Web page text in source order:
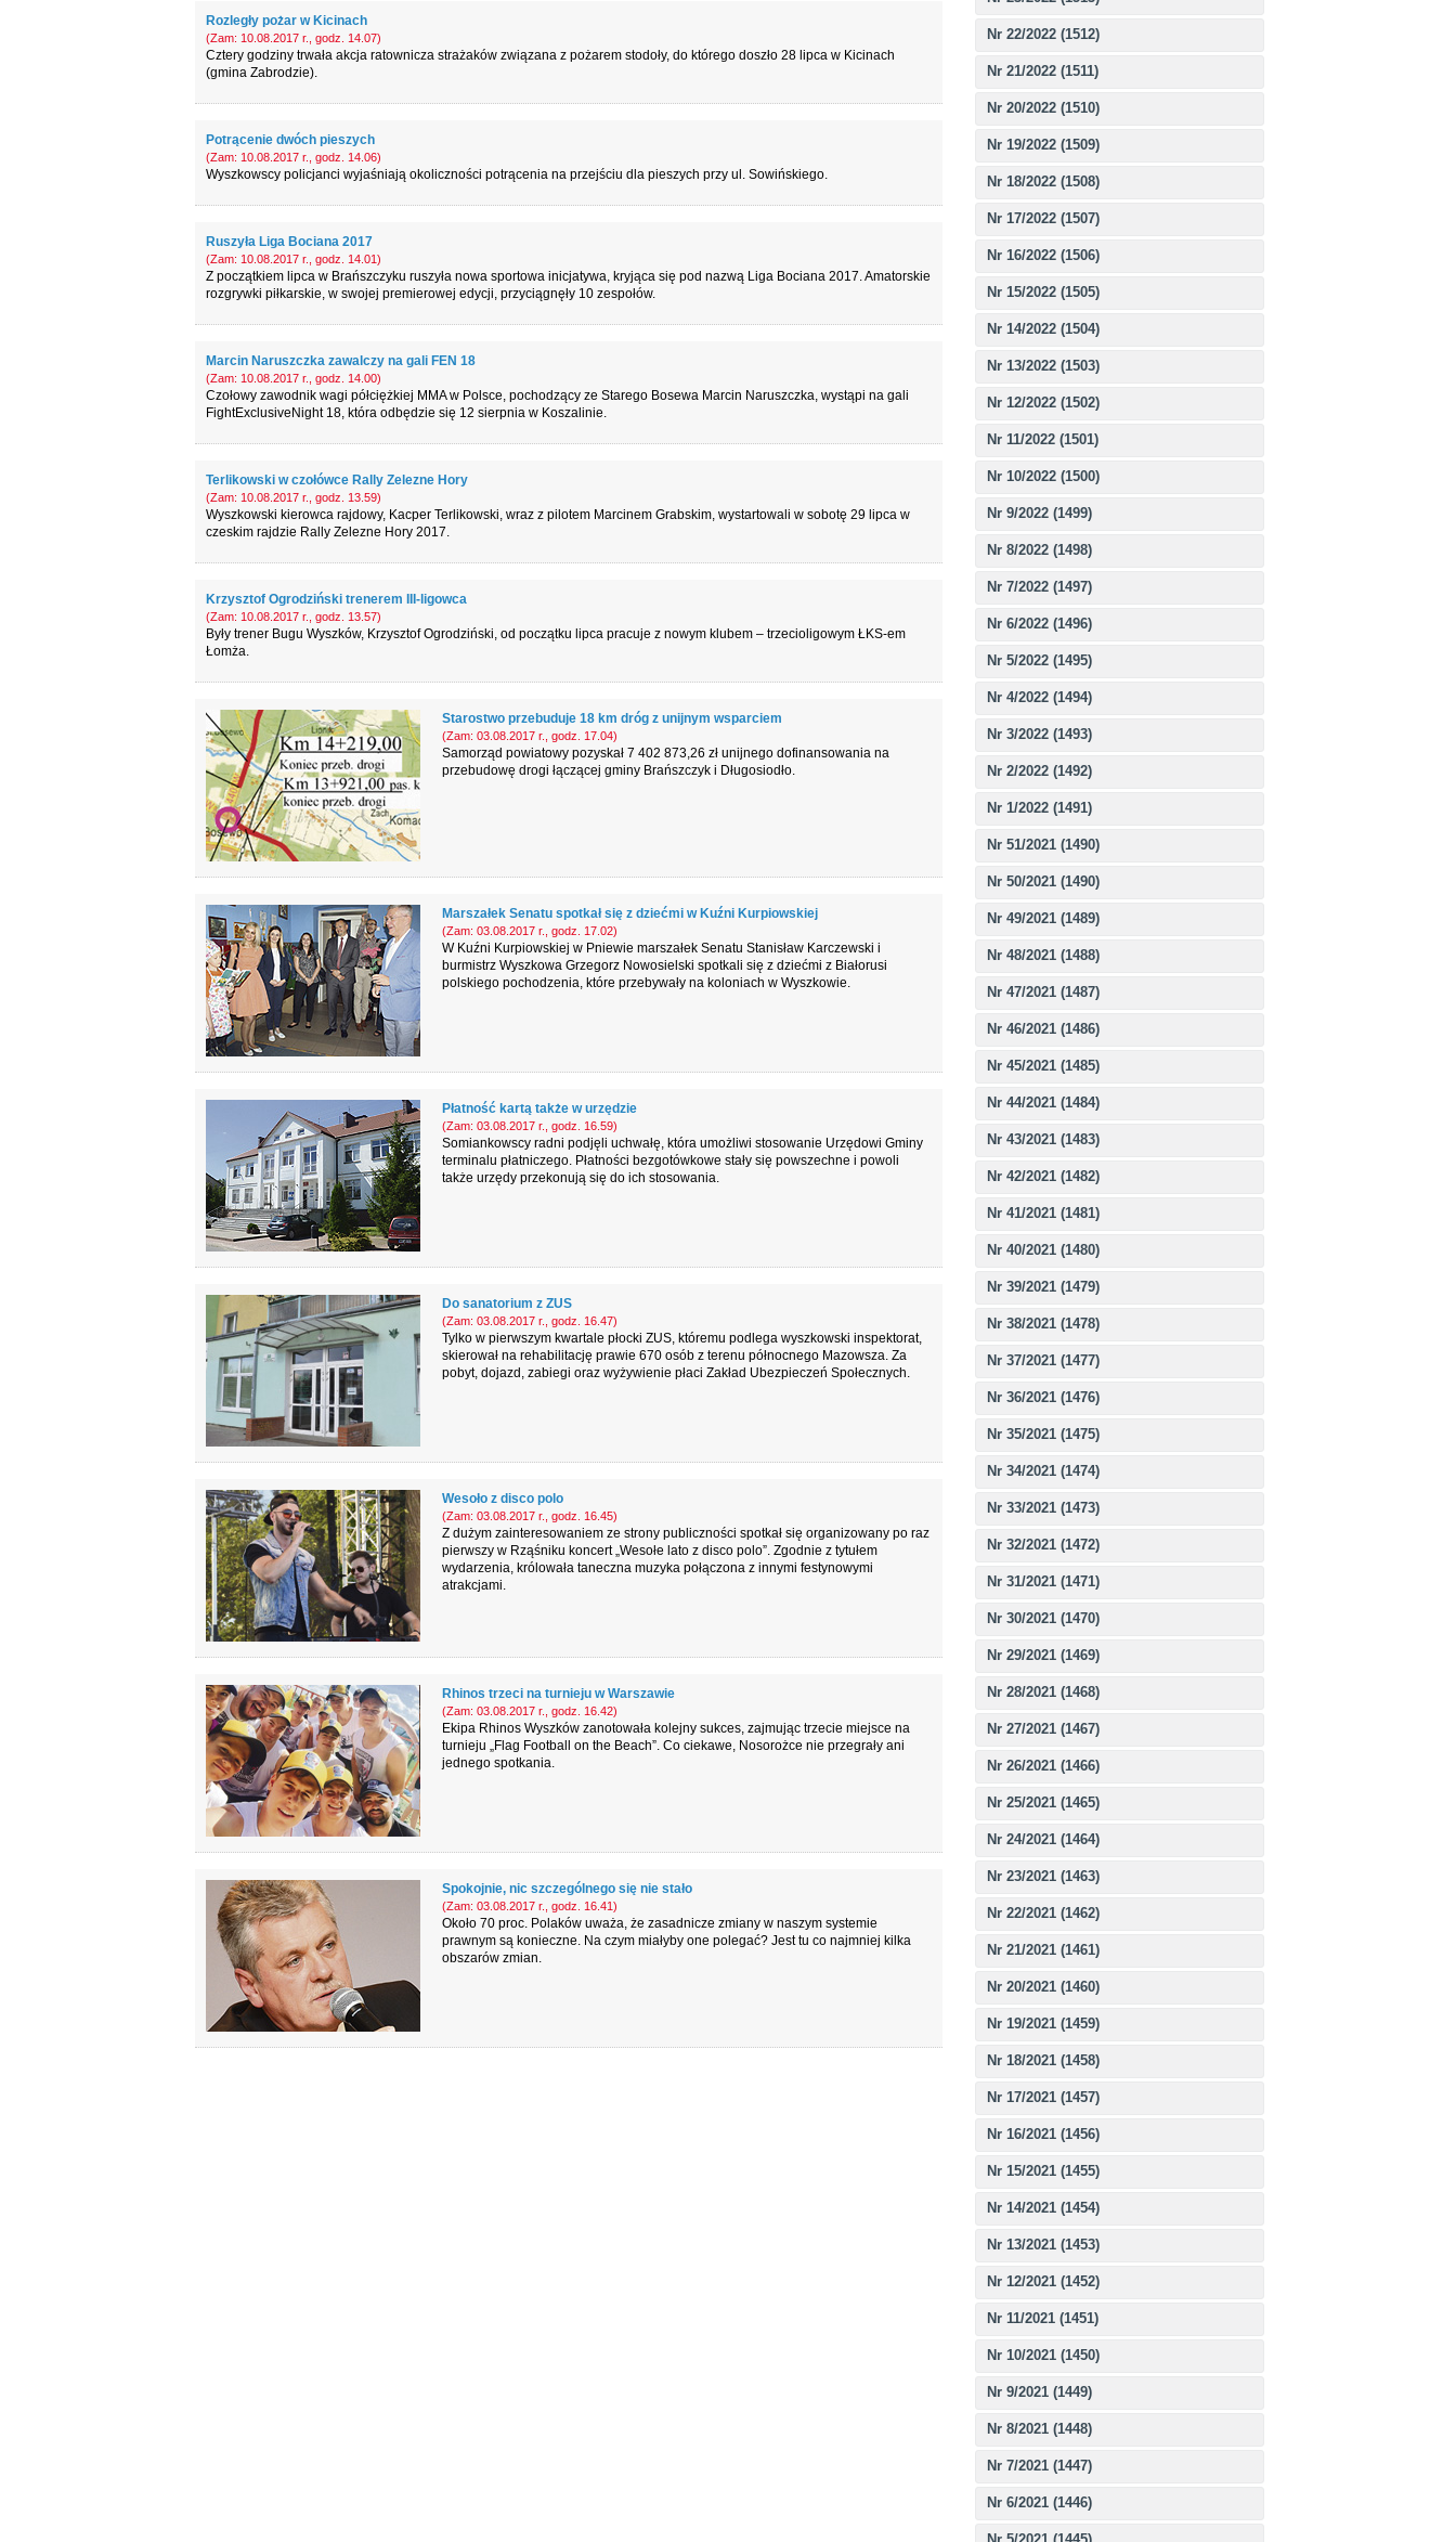
Nr 22/2022 (1512)
Nr 21/2022 (1511)
Nr 20/2022 (1510)
Nr 19/2022 (1509)
Nr 18/2022 (1508)
Nr 17/2022 (1507)
Nr 16/2022 (1506)
Nr 15/2022 (1505)
Nr 14/2022 (1504)
Nr 13/2022 (1503)
Nr 12/2022 (1502)
Nr 11/2022 (1501)
Nr 10/2022 (1500)
Nr 9/2022 (1499)
Nr 8/2022 (1498)
Nr 7/2022 (1497)
Nr 6/2022 (1496)
Nr 5/2022 (1495)
Nr 4/2022 (1494)
Nr 3/2022 (1493)
Nr 2/2022 (1492)
Nr 1/2022 (1491)
Nr 51/2021 (1490)
Nr 50/2021 (1490)
Nr 49/2021 (1489)
Nr 48/2021 (1488)
Nr 47/2021 (1487)
Nr 46/2021 (1486)
Nr 45/2021 (1485)
Nr 44/2021 (1484)
Nr 43/2021 (1483)
Nr 42/2021 (1482)
Nr 41/2021 (1481)
Nr 40/2021 (1480)
Nr 39/2021 (1479)
Nr 38/2021 (1478)
Nr 37/2021 (1477)
Nr 36/2021 (1476)
Nr 35/2021 (1475)
Nr 34/2021 (1474)
Nr 33/2021 (1473)
Nr 32/2021 (1472)
Nr 31/2021 (1471)
Nr 30/2021 (1470)
Nr 29/2021 (1469)
Nr 28/2021 (1468)
Nr 27/2021 (1467)
Nr 26/2021 (1466)
Nr 25/2021 (1465)
Nr 24/2021 (1464)
Nr 23/2021 (1463)
Nr 22/2021 (1462)
Nr 21/2021 (1461)
Nr 20/2021 (1460)
Nr 19/2021 (1459)
Nr 18/2021 (1458)
Nr 17/2021 (1457)
Nr 16/2021 (1456)
Nr 15/2021 (1455)
Nr 14/2021 (1454)
Nr 13/2021 (1453)
Nr 12/2021 (1452)
Nr 11/2021 (1451)
Nr 10/2021 (1450)
Nr 9/2021 (1449)
Nr 8/2021 (1448)
Nr 7/2021 (1447)
Nr 6/2021 (1446)
Rozległy pożar w Kicinach
(Zam: 10.08.2017 r., godz. 14.07)
Cztery godziny trwała akcja ratownicza strażaków związana z pożarem stodoły, do którego doszło 28 lipca w Kicinach
(gmina Zabrodzie).
Potrącenie dwóch pieszych
(Zam: 10.08.2017 r., godz. 14.06)
Wyszkowscy policjanci wyjaśniają okoliczności potrącenia na przejściu dla pieszych przy ul. Sowińskiego.
Ruszyła Liga Bociana 2017
(Zam: 10.08.2017 r., godz. 14.01)
Z początkiem lipca w Brańszczyku ruszyła nowa sportowa inicjatywa, kryjąca się pod nazwą Liga Bociana 2017. Amatorskie
rozgrywki piłkarskie, w swojej premierowej edycji, przyciągnęły 10 zespołów.
Marcin Naruszczka zawalczy na gali FEN 18
(Zam: 10.08.2017 r., godz. 14.00)
Czołowy zawodnik wagi półciężkiej MMA w Polsce, pochodzący ze Starego Bosewa Marcin Naruszczka, wystąpi na gali
FightExclusiveNight 18, która odbędzie się 12 sierpnia w Koszalinie.
Terlikowski w czołówce Rally Zelezne Hory
(Zam: 10.08.2017 r., godz. 13.59)
Wyszkowski kierowca rajdowy, Kacper Terlikowski, wraz z pilotem Marcinem Grabskim, wystartowali w sobotę 29 lipca w
czeskim rajdzie Rally Zelezne Hory 2017.
Krzysztof Ogrodziński trenerem III-ligowca
(Zam: 10.08.2017 r., godz. 13.57)
Były trener Bugu Wyszków, Krzysztof Ogrodziński, od początku lipca pracuje z nowym klubem – trzecioligowym ŁKS-em
Łomża.
Starostwo przebuduje 18 km dróg z unijnym wsparciem
(Zam: 03.08.2017 r., godz. 17.04)
Samorząd powiatowy pozyskał 7 402 873,26 zł unijnego dofinansowania na
przebudowę drogi łączącej gminy Brańszczyk i Długosiodło.
Marszałek Senatu spotkał się z dziećmi w Kuźni Kurpiowskiej
(Zam: 03.08.2017 r., godz. 17.02)
W Kuźni Kurpiowskiej w Pniewie marszałek Senatu Stanisław Karczewski i
burmistrz Wyszkowa Grzegorz Nowosielski spotkali się z dziećmi z Białorusi
polskiego pochodzenia, które przebywały na koloniach w Wyszkowie.
Płatność kartą także w urzędzie
(Zam: 03.08.2017 r., godz. 16.59)
Somiankowscy radni podjęli uchwałę, która umożliwi stosowanie Urzędowi Gminy
terminalu płatniczego. Płatności bezgotówkowe stały się powszechne i powoli
także urzędy przekonują się do ich stosowania.
Do sanatorium z ZUS
(Zam: 03.08.2017 r., godz. 16.47)
Tylko w pierwszym kwartale płocki ZUS, któremu podlega wyszkowski inspektorat,
skierował na rehabilitację prawie 670 osób z terenu północnego Mazowsza. Za
pobyt, dojazd, zabiegi oraz wyżywienie płaci Zakład Ubezpieczeń Społecznych.
Wesoło z disco polo
(Zam: 03.08.2017 r., godz. 16.45)
Z dużym zainteresowaniem ze strony publiczności spotkał się organizowany po raz
pierwszy w Rząśniku koncert „Wesołe lato z disco polo”. Zgodnie z tytułem
wydarzenia, królowała taneczna muzyka połączona z innymi festynowymi
atrakcjami.
Rhinos trzeci na turnieju w Warszawie
(Zam: 03.08.2017 r., godz. 16.42)
Ekipa Rhinos Wyszków zanotowała kolejny sukces, zajmując trzecie miejsce na
turnieju „Flag Football on the Beach”. Co ciekawe, Nosorożce nie przegrały ani
jednego spotkania.
Spokojnie, nic szczególnego się nie stało
(Zam: 03.08.2017 r., godz. 16.41)
Około 70 proc. Polaków uważa, że zasadnicze zmiany w naszym systemie
prawnym są konieczne. Na czym miałyby one polegać? Jest tu co najmniej kilka
obszarów zmian.